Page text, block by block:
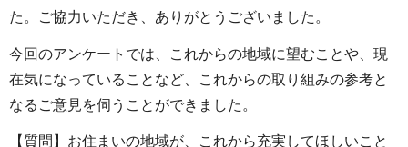
た。ご協力いただき、ありがとうございました。
今回のアンケートでは、これからの地域に望むことや、現
在気になっていることなど、これからの取り組みの参考と
なるご意見を伺うことができました。
【質問】お住まいの地域が、これから充実してほしいこと